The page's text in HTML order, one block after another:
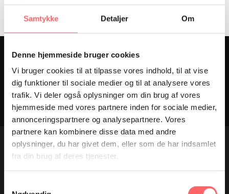
Samtykke Detaljer Om
Denne hjemmeside bruger cookies
Vi bruger cookies til at tilpasse vores indhold, til at vise
dig funktioner til sociale medier og til at analysere vores
trafik. Vi deler også oplysninger om din brug af vores
hjemmeside med vores partnere inden for sociale medier,
annonceringspartnere og analysepartnere. Vores
partnere kan kombinere disse data med andre
oplysninger, du har givet dem, eller som de har indsamlet
fra din brug af deres tjenester.
HOLD DIG OPDATERET
DTDA – Trade Union Development Cooperation works to